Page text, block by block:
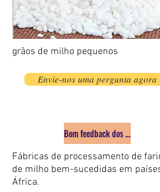
grãos de milho pequenos
Envie-nos uma pergunta agora
Bom feedback dos clientes,
Fábricas de processamento de
de milho bem-sucedidas em
África.